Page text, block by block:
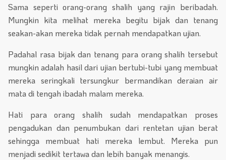
Sama seperti orang-orang shalih yang rajin beribadah.
Mungkin kita melihat mereka begitu bijak dan tenang
seakan-akan mereka tidak pernah mendapatkan ujian.
Padahal rasa bijak dan tenang para orang shalih tersebut
mungkin adalah hasil dari ujian bertubi-tubi yang membuat
mereka seringkali tersungkur bermandikan deraian air
mata di tengah ibadah malam mereka.
Hati para orang shalih sudah mendapatkan proses
pengadukan dan penumbukan dari rentetan ujian berat
sehingga membuat hati mereka lembut. Mereka pun
menjadi sedikit tertawa dan lebih banyak menangis.